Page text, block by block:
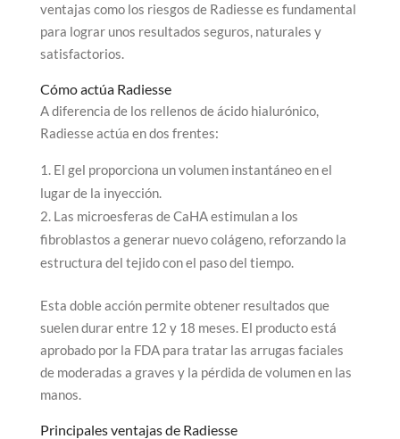
ventajas como los riesgos de Radiesse es fundamental
para lograr unos resultados seguros, naturales y
satisfactorios.
Cómo actúa Radiesse
A diferencia de los rellenos de ácido hialurónico,
Radiesse actúa en dos frentes:
El gel proporciona un volumen instantáneo en el
lugar de la inyección.
Las microesferas de CaHA estimulan a los
fibroblastos a generar nuevo colágeno, reforzando la
estructura del tejido con el paso del tiempo.
Esta doble acción permite obtener resultados que
suelen durar entre 12 y 18 meses. El producto está
aprobado por la FDA para tratar las arrugas faciales
de moderadas a graves y la pérdida de volumen en las
manos.
Principales ventajas de Radiesse